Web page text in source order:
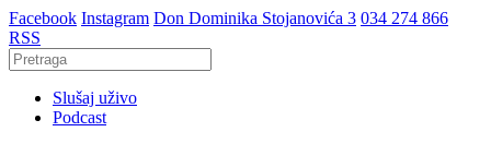
Facebook Instagram Don Dominika Stojanovića 3 034 274 866
RSS
Slušaj uživo
Podcast